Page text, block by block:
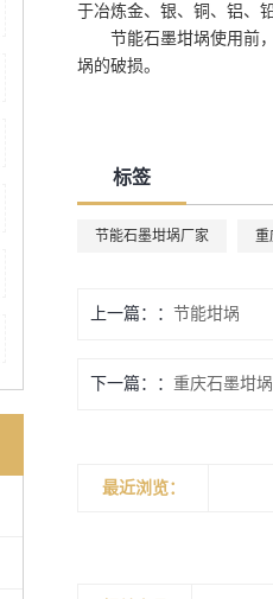
于冶炼金、银、铜、铝、
节能石墨坩埚使用前
埚的破损。
标签
节能石墨坩埚厂家 重
上一篇： 节能坩埚
下一篇： 重庆石墨坩埚
最近浏览：